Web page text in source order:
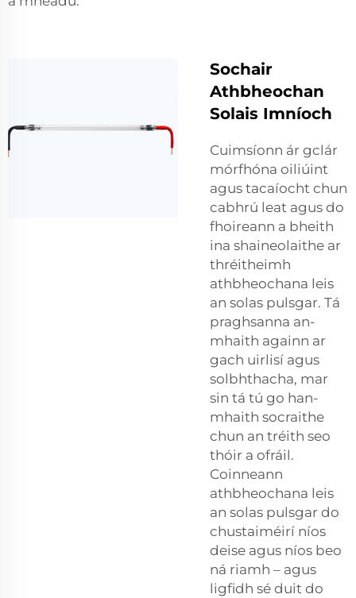
Sochair
Athbheochan
Solais Imníoch
Cuimsíonn ár gclár
mórfhóna oiliúint
agus tacaíocht chun
cabhrú leat agus do
fhoireann a bheith
ina shaineolaithe ar
thréitheimh
athbheochana leis
an solas pulsgar. Tá
praghsanna an-
mhaith againn ar
gach uirlisí agus
solbhthacha, mar
sin tá tú go han-
mhaith socraithe
chun an tréith seo
thóir a ofráil.
Coinneann
athbheochana leis
an solas pulsgar do
chustaiméirí níos
deise agus níos beo
ná riamh – agus
ligfidh sé duit do